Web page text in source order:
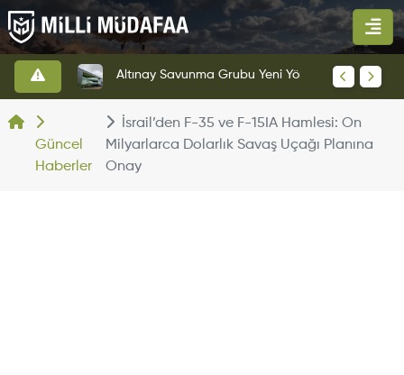
Güncel
Haberler
İsrail’den F-35 ve F-15IA Hamlesi: On
Milyarlarca Dolarlık Savaş Uçağı Planına
Onay